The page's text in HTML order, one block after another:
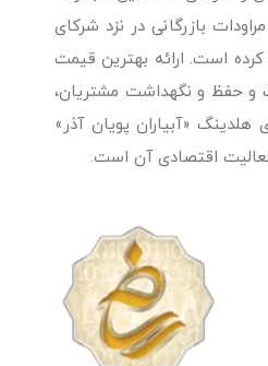
بازرگانی در نزد شرکای
کرده است. ارائه بهترین قیمت
و حفظ و نگهداشت مشتریان،
هلدینگ «آبیاران پویان آذر»
اقتصادی آن است.